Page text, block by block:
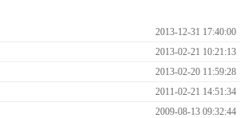
2013-12-31 17:40:00
2013-02-21 10:21:13
2013-02-20 11:59:28
2011-02-21 14:51:34
2009-08-13 09:32:44